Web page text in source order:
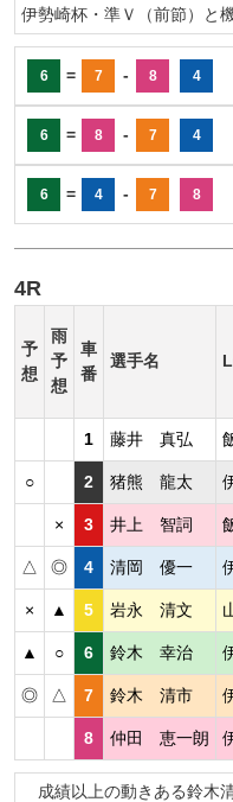
伊勢崎杯・準Ｖ（前節）と
6 = 7 - 8 4
6 = 8 - 7 4
6 = 4 - 7 8
4R
予
想
雨
予
想
車
番
選手名
1 藤井 真弘
○ 2 猪熊 龍太
× 3 井上 智詞
△ ◎ 4 清岡 優一
× ▲ 5 岩永 清文
▲ ○ 6 鈴木 幸治
◎ △ 7 鈴木 清市
8 仲田 恵一朗
成績以上の動きある鈴木